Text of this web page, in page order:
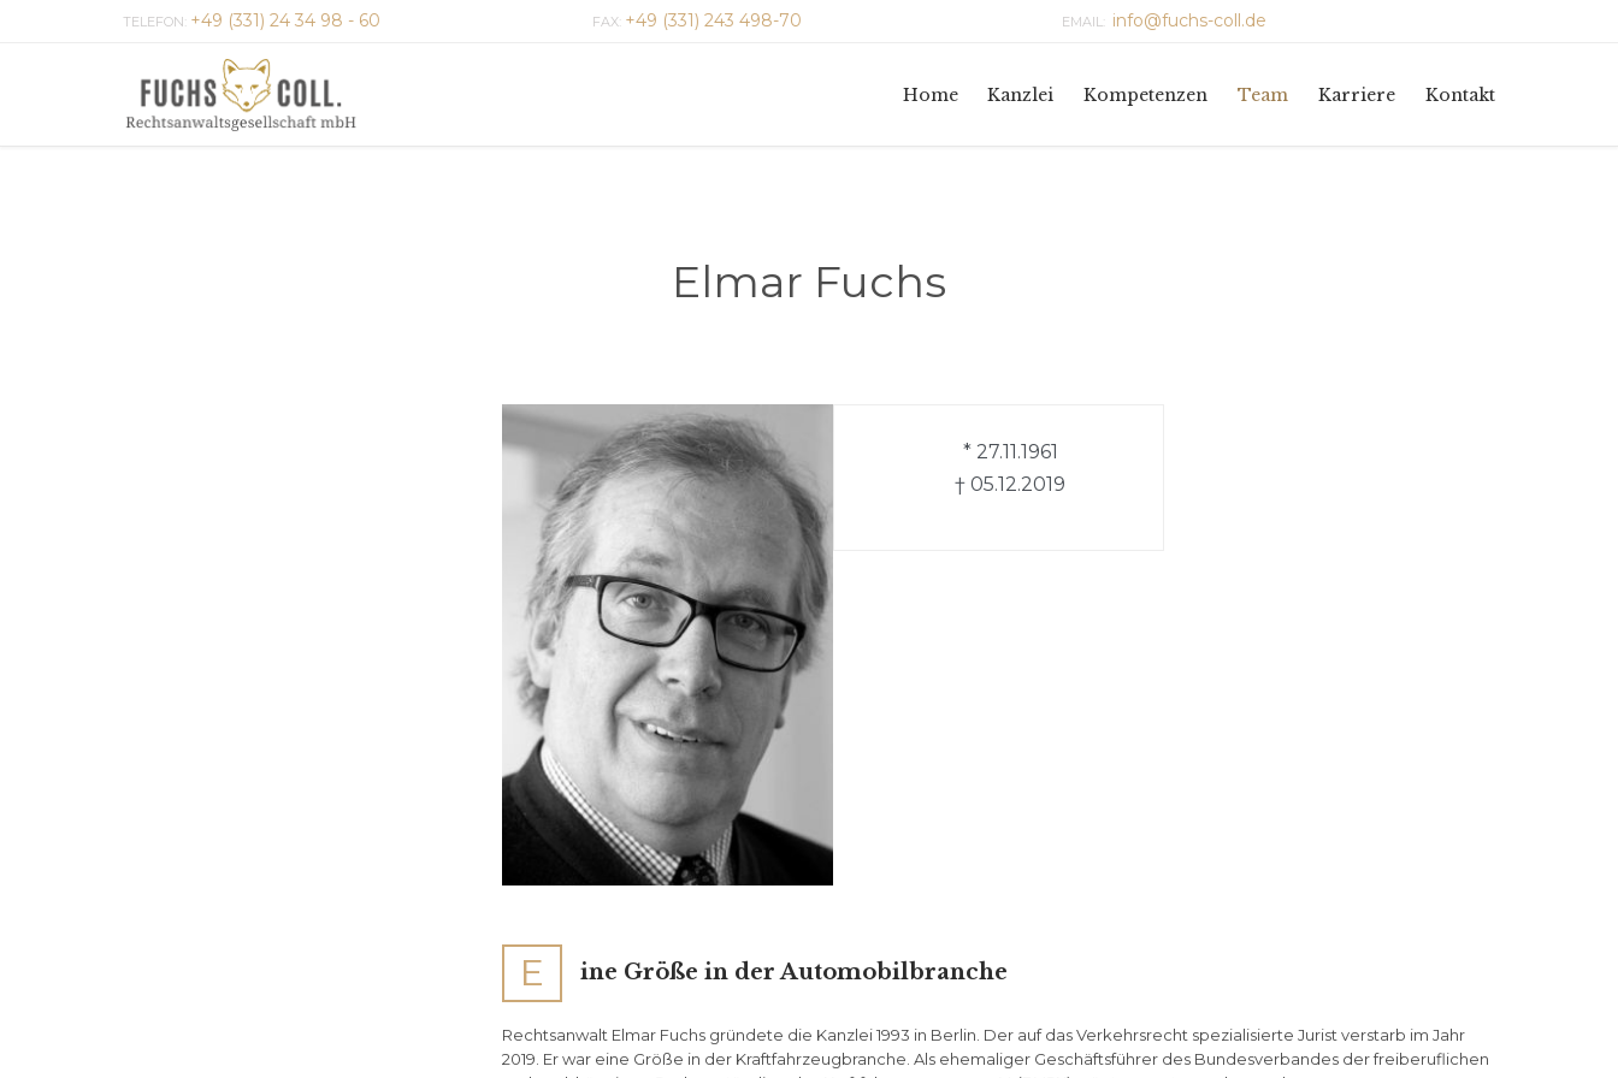
TELEFON: +49 (331) 24 34 98 - 60 FAX: +49 (331) 243 498-70 EMAIL: info@fuchs-coll.de
Home Kanzlei Kompetenzen Team Karriere Kontakt
Elmar Fuchs
* 27.11.1961
† 05.12.2019
E ine Größe in der Automobilbranche
Rechtsanwalt Elmar Fuchs gründete die Kanzlei 1993 in Berlin. Der auf das Verkehrsrecht spezialisierte Jurist verstarb im Jahr
2019. Er war eine Größe in der Kraftfahrzeugbranche. Als ehemaliger Geschäftsführer des Bundesverbandes der freiberuflichen